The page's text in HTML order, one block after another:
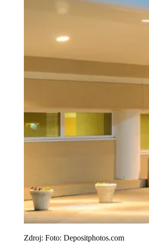
Zdroj: Foto: Depositphotos.com